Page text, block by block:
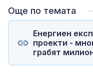
Още по темата
Енергиен
проекти -
грабят